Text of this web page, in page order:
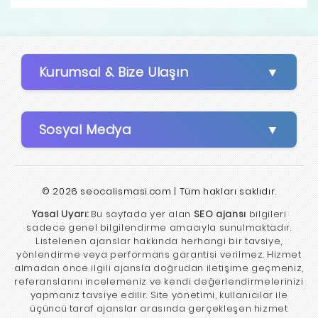
05100 Merkez - Amasya
ajansı fiyatları; web sitesinin mevcut
sektör rekabet düzeyi, teknik SEO
çalışmaları, içerik üretimi ve aylık hizmet
hizmet bedelleri genellikle aylık 7.500 ₺ ile
75.000 ₺ arasında değişmektedir. Kurumsal
projeler, e-ticaret siteleri ve rekabeti yüksek
sektörlerde bu rakamlar daha üst seviyelere
fiyatlarını belirleyen temel unsurlar; ajansın
deneyimi, sunulan hizmet kapsamı,
raporlama sıklığı ve projenin ölçeğidir.
Kurumsal & Bize Ulaşın
Sosyal Medya
© 2026 seocalismasi.com | Tüm hakları saklıdır.
Yasal Uyarı:Bu sayfada yer alan SEO ajansı bilgileri
sadece genel bilgilendirme amacıyla sunulmaktadır.
Listelenen ajanslar hakkında herhangi bir tavsiye,
yönlendirme veya performans garantisi verilmez. Hizmet
almadan önce ilgili ajansla doğrudan iletişime geçmeniz,
referanslarını incelemeniz ve kendi değerlendirmelerinizi
yapmanız tavsiye edilir. Site yönetimi, kullanıcılar ile
üçüncü taraf ajanslar arasında gerçekleşen hizmet